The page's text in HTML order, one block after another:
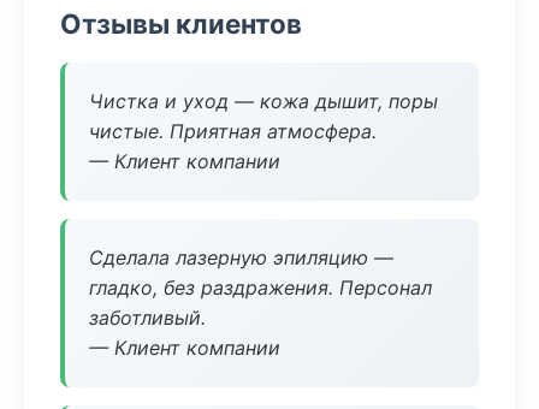
Отзывы клиентов
Чистка и уход — кожа дышит, поры
чистые. Приятная атмосфера.
— Клиент компании
Сделала лазерную эпиляцию —
гладко, без раздражения. Персонал
заботливый.
— Клиент компании